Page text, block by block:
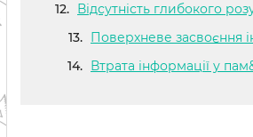
Відсутність глибокого
Поверхневе засвоєння
Втрата інформації у